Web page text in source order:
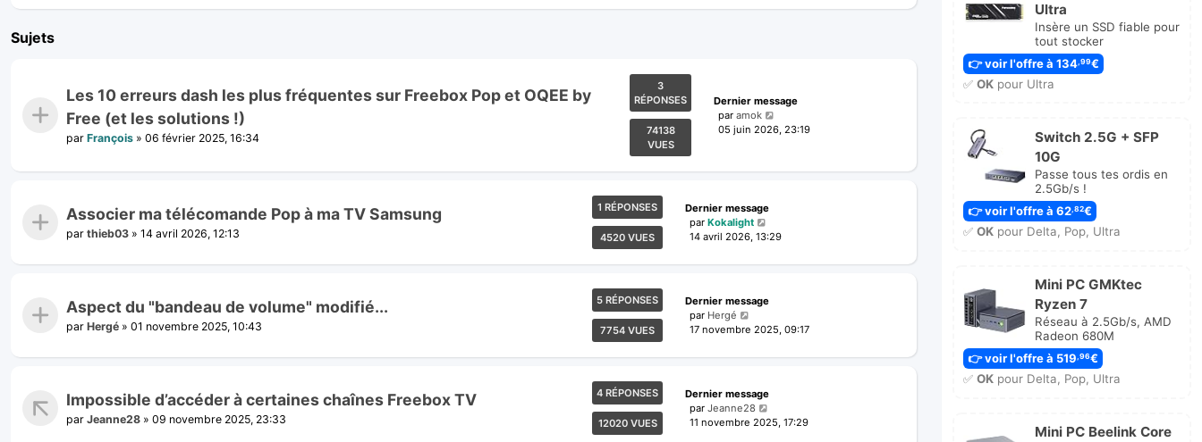
Sujets
Les 10 erreurs dash les plus fréquentes sur Freebox Pop et OQEE by
Free (et les solutions !)
par François » 06 février 2025, 16:34
3
RÉPONSES
74138
VUES
Dernier message
paramok
05 juin 2026, 23:19
Associer ma télécomande Pop à ma TV Samsung
par thieb03 » 14 avril 2026, 12:13
1 RÉPONSES
4520 VUES
Dernier message
par Kokalight
14 avril 2026, 13:29
Aspect du "bandeau de volume" modifié...
par Hergé » 01 novembre 2025, 10:43
5 RÉPONSES
7754 VUES
Dernier message
par Hergé
17 novembre 2025, 09:17
Impossible d’accéder à certaines chaînes Freebox TV
par Jeanne28 » 09 novembre 2025, 23:33
4 RÉPONSES
12020 VUES
Dernier message
par Jeanne28
11 novembre 2025, 17:29
Ultra
Insère un SSD fiable pour
tout stocker
👉 voir l'offre à 134 ,99€
✅ OKpour Ultra
Switch 2.5G + SFP
10G
Passe tous tes ordis en
2.5Gb/s !
👉 voir l'offre à 62,82€
✅ OKpour Delta, Pop, Ultra
Mini PC GMKtec
Ryzen 7
Réseau à 2.5Gb/s, AMD
Radeon 680M
👉 voir l'offre à 519,96€
✅ OKpour Delta, Pop, Ultra
Mini PC Beelink Core